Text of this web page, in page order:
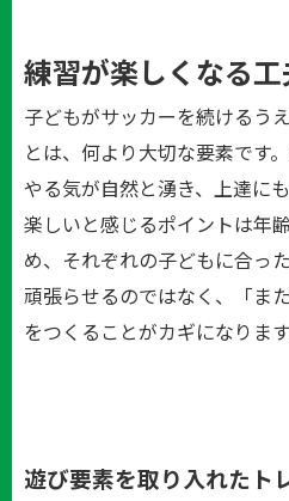
練習が楽しくなる工
子どもがサッカーを続けるう
とは、何より大切な要素です
やる気が自然と湧き、上達に
楽しいと感じるポイントは年
め、それぞれの子どもに合っ
頑張らせるのではなく、「ま
をつくることがカギになります
遊び要素を取り入れたト